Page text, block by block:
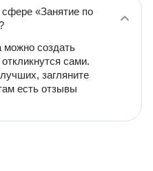
«Занятие по
можно создать
сами.
загляните
есть отзывы